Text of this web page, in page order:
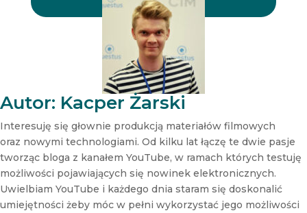
r
r
N
e
w
s
l
e
t
t
e
r
N
e
w
s
l
Autor: Kacper Żarski
Interesuję się głownie produkcją materiałów filmowych
oraz nowymi technologiami. Od kilku lat łączę te dwie pasje
tworząc bloga z kanałem YouTube, w ramach których testuję
możliwości pojawiających się nowinek elektronicznych.
Uwielbiam YouTube i każdego dnia staram się doskonalić
umiejętności żeby móc w pełni wykorzystać jego możliwości